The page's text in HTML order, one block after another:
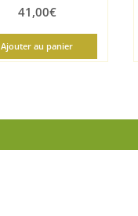
41,00€
Ajouter au panier